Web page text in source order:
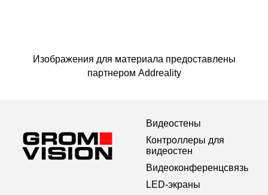
Изображения для материала предоставлены
партнером Addreality
Видеостены
Контроллеры для
видеостен
Видеоконференцсвязь
LED-экраны